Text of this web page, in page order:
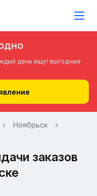
день ищут выгодные
Ноябрьск
заказов